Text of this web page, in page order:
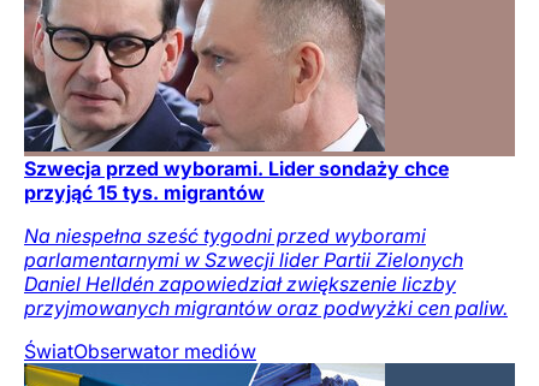
Szwecja przed wyborami. Lider sondaży chce
przyjąć 15 tys. migrantów
Na niespełna sześć tygodni przed wyborami
parlamentarnymi w Szwecji lider Partii Zielonych
Daniel Helldén zapowiedział zwiększenie liczby
przyjmowanych migrantów oraz podwyżki cen paliw.
ŚwiatObserwator mediów